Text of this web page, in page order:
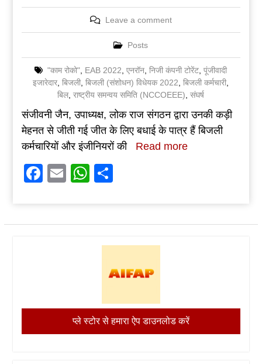
Leave a comment
Posts
"काम रोको" EAB 2022 ,एनरॉन ,निजी कंपनी टोरेंट ,पूंजीवादी
इजारेदार ,बिजली ,बिजली (संशोधन) विधेयक 2022 ,बिजली कर्मचारी
बिल ,राष्ट्रीय समन्वय समिति (NCCOEEE) ,संघर्ष
संजीवनी जैन, उपाध्यक्ष, लोक राज संगठन द्वारा उनकी कड़ी
मेहनत से जीती गई जीत के लिए बधाई के पात्र हैं बिजली
कर्मचारियों और इंजीनियरों की
Read more
Facebook
EmailWhatsApp
प्ले स्टोर से हमारा ऐप डाउनलोड करें